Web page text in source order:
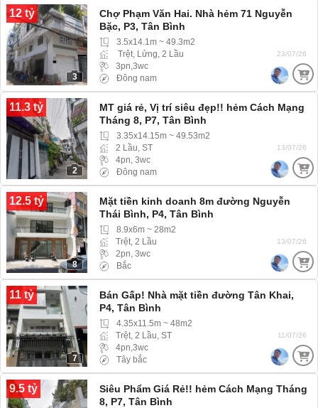
12 tỷ
3
Chợ Phạm Văn Hai. Nhà hẻm 71 Nguyễn
Bặc, P3, Tân Bình
3.5x14.1m ~ 49.3m2
Trệt, Lửng, 2 Lầu
3pn,3wc
Đông nam
23/07/26
11.3 tỷ
2
MT giá rẻ, Vị trí siêu đẹp!! hẻm Cách Mạng
Tháng 8, P7, Tân Bình
3.35x14.15m ~ 49.53m2
2 Lầu, ST
4pn, 3wc
Đông nam
13/07/26
12.5 tỷ
8
Mặt tiền kinh doanh 8m đường Nguyễn
Thái Bình, P4, Tân Bình
8.9x6m ~ 28m2
Trệt, 2 Lầu
2pn, 3wc
Bắc
13/07/26
11 tỷ
7
Bán Gấp! Nhà mặt tiền đường Tân Khai,
P4, Tân Bình
4.35x11.5m ~ 48m2
Trệt, 2 Lầu, ST
4pn,3wc
Tây bắc
11/07/26
9.5 tỷ
Siêu Phẩm Giá Rẻ!! hẻm Cách Mạng Tháng
8, P7, Tân Bình